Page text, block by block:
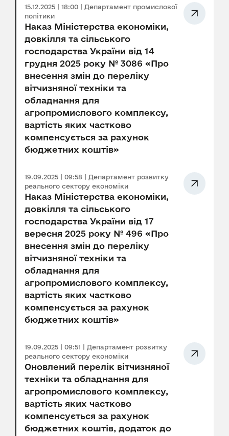
15.12.2025 | 18:00 | Департамент промислової
політики
Наказ Міністерства економіки,
довкілля та сільського
господарства України від 14
грудня 2025 року № 3086 «Про
внесення змін до переліку
вітчизняної техніки та
обладнання для
агропромислового комплексу,
вартість яких частково
компенсується за рахунок
бюджетних коштів»
19.09.2025 | 09:58 | Департамент розвитку
реального сектору економіки
Наказ Міністерства економіки,
довкілля та сільського
господарства України від 17
вересня 2025 року № 496 «Про
внесення змін до переліку
вітчизняної техніки та
обладнання для
агропромислового комплексу,
вартість яких частково
компенсується за рахунок
бюджетних коштів»
19.09.2025 | 09:51 | Департамент розвитку
реального сектору економіки
Оновлений перелік вітчизняної
техніки та обладнання для
агропромислового комплексу,
вартість яких частково
компенсується за рахунок
бюджетних коштів, додаток до